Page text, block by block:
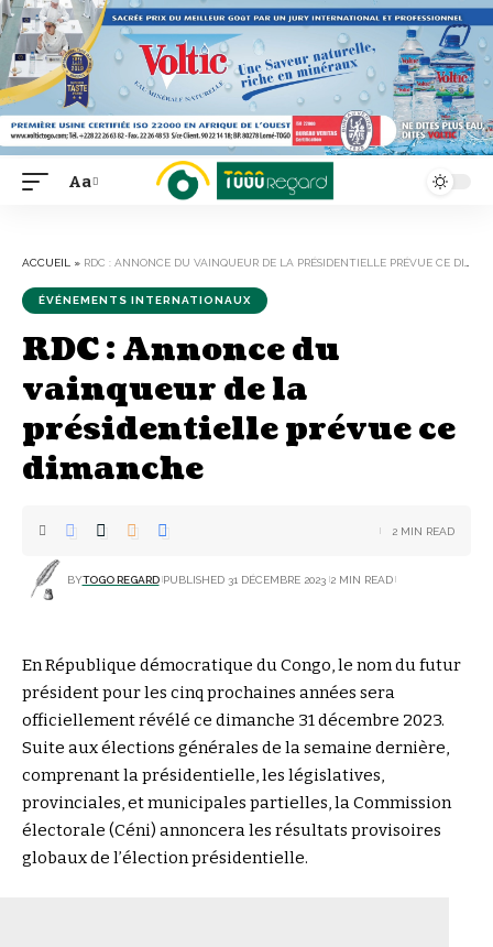
Font
Aa
ACCUEIL » RDC : ANNONCE DU VAINQUEUR DE LA PRÉSIDENTIELLE PRÉVUE CE DIMANCHE
ÉVÉNEMENTS INTERNATIONAUX
RDC : Annonce du
vainqueur de la
présidentielle prévue ce
dimanche
BYTOGO REGARD PUBLISHED 31 DÉCEMBRE 2023 2 MIN READ
2 MIN READ
En République démocratique du Congo, le nom du futur
président pour les cinq prochaines années sera
officiellement révélé ce dimanche 31 décembre 2023.
Suite aux élections générales de la semaine dernière,
comprenant la présidentielle, les législatives,
provinciales, et municipales partielles, la Commission
électorale (Céni) annoncera les résultats provisoires
globaux de l’élection présidentielle.